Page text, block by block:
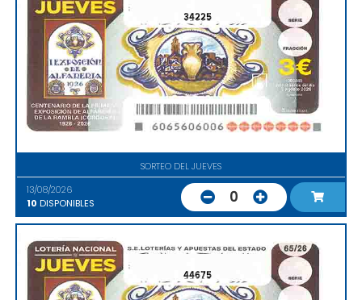
34225
SORTEO DEL JUEVES
13/08/2026
10 DISPONIBLES 0
44675